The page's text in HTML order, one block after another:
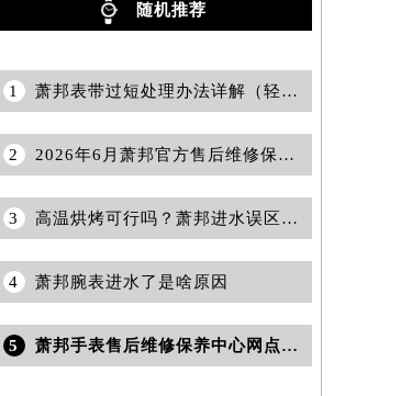
随机推荐
1 萧邦表带过短处理办法详解（轻松解决佩戴问题的实用指南）
2 2026年6月萧邦官方售后维修保养站点清单更新补充版（搬迁新增）内容定稿
3 高温烘烤可行吗？萧邦进水误区全解析
4 萧邦腕表进水了是啥原因
5 萧邦手表售后维修保养中心网点查询